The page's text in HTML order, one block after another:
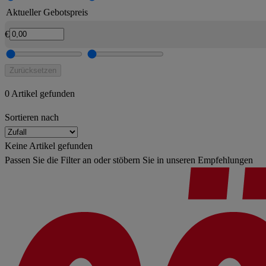
Aktueller Gebotspreis
€
Zurücksetzen
0 Artikel gefunden
Sortieren nach
Keine Artikel gefunden
Passen Sie die Filter an oder stöbern Sie in unseren Empfehlungen